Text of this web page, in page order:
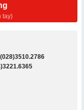
tay)
(028)3510.2786